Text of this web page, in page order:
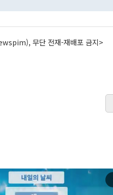
무단 전재-재배포 금지>